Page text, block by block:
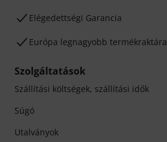
Elégedettségi Garancia
Európa legnagyobb termékraktára
Szolgáltatások
Szállítási költségek, szállítási idők
Súgó
Utalványok